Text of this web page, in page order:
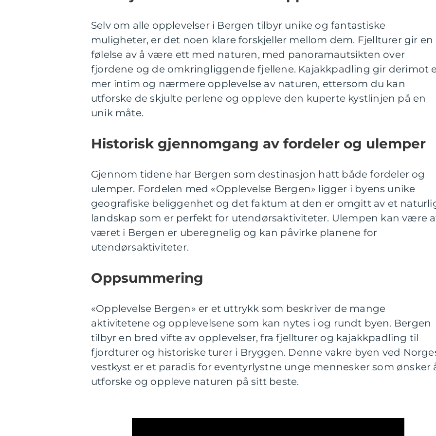
Selv om alle opplevelser i Bergen tilbyr unike og fantastiske
muligheter, er det noen klare forskjeller mellom dem. Fjellturer gir en
følelse av å være ett med naturen, med panoramautsikten over
fjordene og de omkringliggende fjellene. Kajakkpadling gir derimot
mer intim og nærmere opplevelse av naturen, ettersom du kan
utforske de skjulte perlene og oppleve den kuperte kystlinjen på en
unik måte.
Historisk gjennomgang av fordeler og ulemper
Gjennom tidene har Bergen som destinasjon hatt både fordeler og
ulemper. Fordelen med «Opplevelse Bergen» ligger i byens unike
geografiske beliggenhet og det faktum at den er omgitt av et
landskap som er perfekt for utendørsaktiviteter. Ulempen kan være
været i Bergen er uberegnelig og kan påvirke planene for
utendørsaktiviteter.
Oppsummering
«Opplevelse Bergen» er et uttrykk som beskriver de mange
aktivitetene og opplevelsene som kan nytes i og rundt byen. Bergen
tilbyr en bred vifte av opplevelser, fra fjellturer og kajakkpadling til
fjordturer og historiske turer i Bryggen. Denne vakre byen ved
vestkyst er et paradis for eventyrlystne unge mennesker som ønsker
utforske og oppleve naturen på sitt beste.